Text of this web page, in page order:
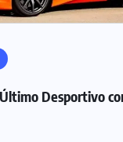
Desportivo